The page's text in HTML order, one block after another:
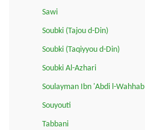
Sawi
Soubki (Tajou d-Din)
Soubki (Taqiyyou d-Din)
Soubki Al-Azhari
Soulayman Ibn 'Abdi l-Wahhab
Souyouti
Tabbani